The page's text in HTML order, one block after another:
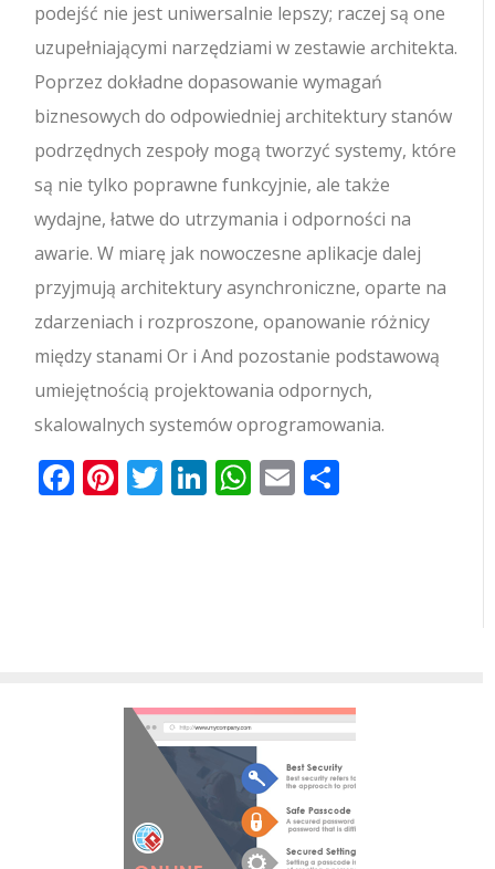
podejść nie jest uniwersalnie lepszy; raczej są one
uzupełniającymi narzędziami w zestawie architekta.
Poprzez dokładne dopasowanie wymagań
biznesowych do odpowiedniej architektury stanów
podrzędnych zespoły mogą tworzyć systemy, które
są nie tylko poprawne funkcyjnie, ale także
wydajne, łatwe do utrzymania i odporności na
awarie. W miarę jak nowoczesne aplikacje dalej
przyjmują architektury asynchroniczne, oparte na
zdarzeniach i rozproszone, opanowanie różnicy
między stanami Or i And pozostanie podstawową
umiejętnością projektowania odpornych,
skalowalnych systemów oprogramowania.
Facebook
Pinterest
Twitter
LinkedIn
WhatsApp
Email